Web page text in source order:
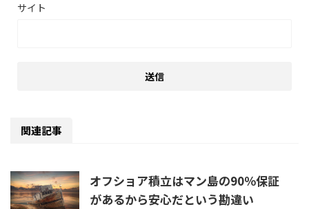
サイト
関連記事
オフショア積立はマン島の90％保証
があるから安心だという勘違い